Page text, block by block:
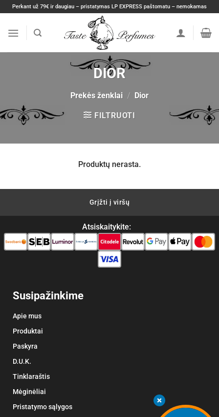
Skip
content
Perkant už 79€ ir daugiau – pristatymas LP EXPRESS paštomatu – nemokamas
DIOR
Prekės ženklai / Dior
FILTRUOTI
Produktų nerasta.
Grįžti į viršų
Atsiskaitykite:
Susipažinkime
Apie mus
Produktai
Paskyra
D.U.K.
Tinklaraštis
Mėginėliai
Pristatymo sąlygos